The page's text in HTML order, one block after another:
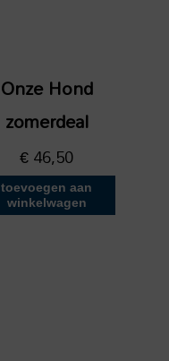
Onze Hond
zomerdeal
€46,50
toevoegen aan
winkelwagen